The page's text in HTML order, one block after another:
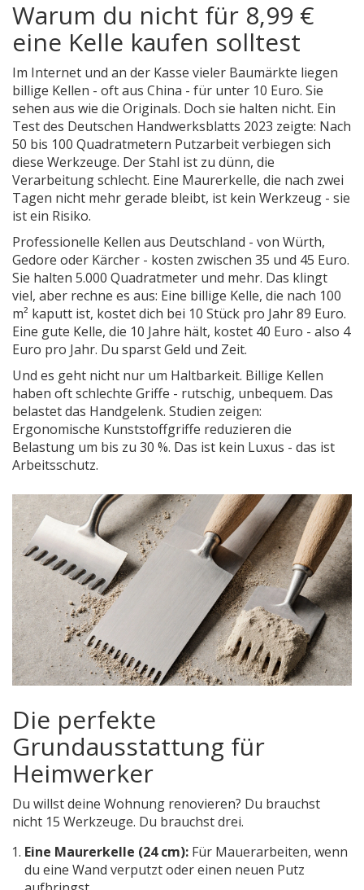
Warum du nicht für 8,99 €
eine Kelle kaufen solltest
Im Internet und an der Kasse vieler Baumärkte liegen
billige Kellen - oft aus China - für unter 10 Euro. Sie
sehen aus wie die Originals. Doch sie halten nicht. Ein
Test des Deutschen Handwerksblatts 2023 zeigte: Nach
50 bis 100 Quadratmetern Putzarbeit verbiegen sich
diese Werkzeuge. Der Stahl ist zu dünn, die
Verarbeitung schlecht. Eine Maurerkelle, die nach zwei
Tagen nicht mehr gerade bleibt, ist kein Werkzeug - sie
ist ein Risiko.
Professionelle Kellen aus Deutschland - von Würth,
Gedore oder Kärcher - kosten zwischen 35 und 45 Euro.
Sie halten 5.000 Quadratmeter und mehr. Das klingt
viel, aber rechne es aus: Eine billige Kelle, die nach 100
m² kaputt ist, kostet dich bei 10 Stück pro Jahr 89 Euro.
Eine gute Kelle, die 10 Jahre hält, kostet 40 Euro - also 4
Euro pro Jahr. Du sparst Geld und Zeit.
Und es geht nicht nur um Haltbarkeit. Billige Kellen
haben oft schlechte Griffe - rutschig, unbequem. Das
belastet das Handgelenk. Studien zeigen:
Ergonomische Kunststoffgriffe reduzieren die
Belastung um bis zu 30 %. Das ist kein Luxus - das ist
Arbeitsschutz.
Die perfekte
Grundausstattung für
Heimwerker
Du willst deine Wohnung renovieren? Du brauchst
nicht 15 Werkzeuge. Du brauchst drei.
Eine Maurerkelle (24 cm): Für Mauerarbeiten, wenn
du eine Wand verputzt oder einen neuen Putz